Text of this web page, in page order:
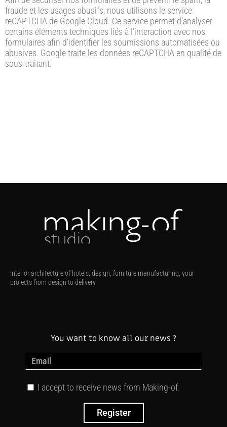
fraude et les usages abusifs, nous utilisons le service
reCAPTCHA de Google Cloud. Ce service permet d’analyser
certains éléments techniques liés à l’interaction avec nos
formulaires afin d’identifier les soumissions automatisées ou
abusives. Google traite les données reCAPTCHA en qualité de
sous-traitant.
Interior architecture of hotels, design, furniture manufacturing, your
projects from design to delivery.
You want to know all our news ?
I accept to receive news from Making-of.
Register